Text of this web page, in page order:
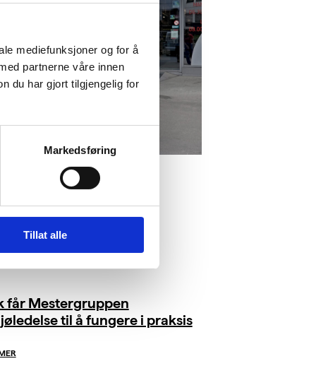
mediefunksjoner og for å
partnerne våre innen
du har gjort tilgjengelig for
Markedsføring
Tillat alle
får Mestergruppen
til å fungere i praksis